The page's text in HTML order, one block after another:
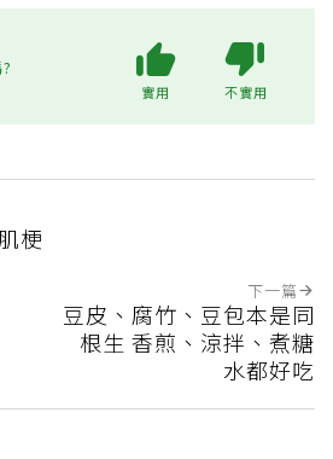
實用 不實用
梗
下一篇
豆皮、腐竹、豆包本是同
根生 香煎、涼拌、煮糖
水都好吃